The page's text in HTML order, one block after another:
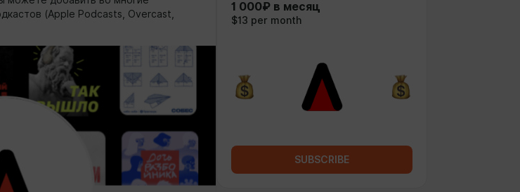
(Apple Podcasts, Overcast,
1 000₽ в месяц
$13 per month
SUBSCRIBE